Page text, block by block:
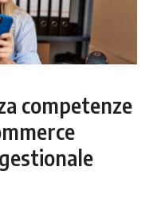
competenze